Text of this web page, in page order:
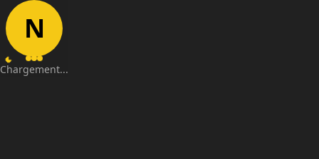
N
Chargement...